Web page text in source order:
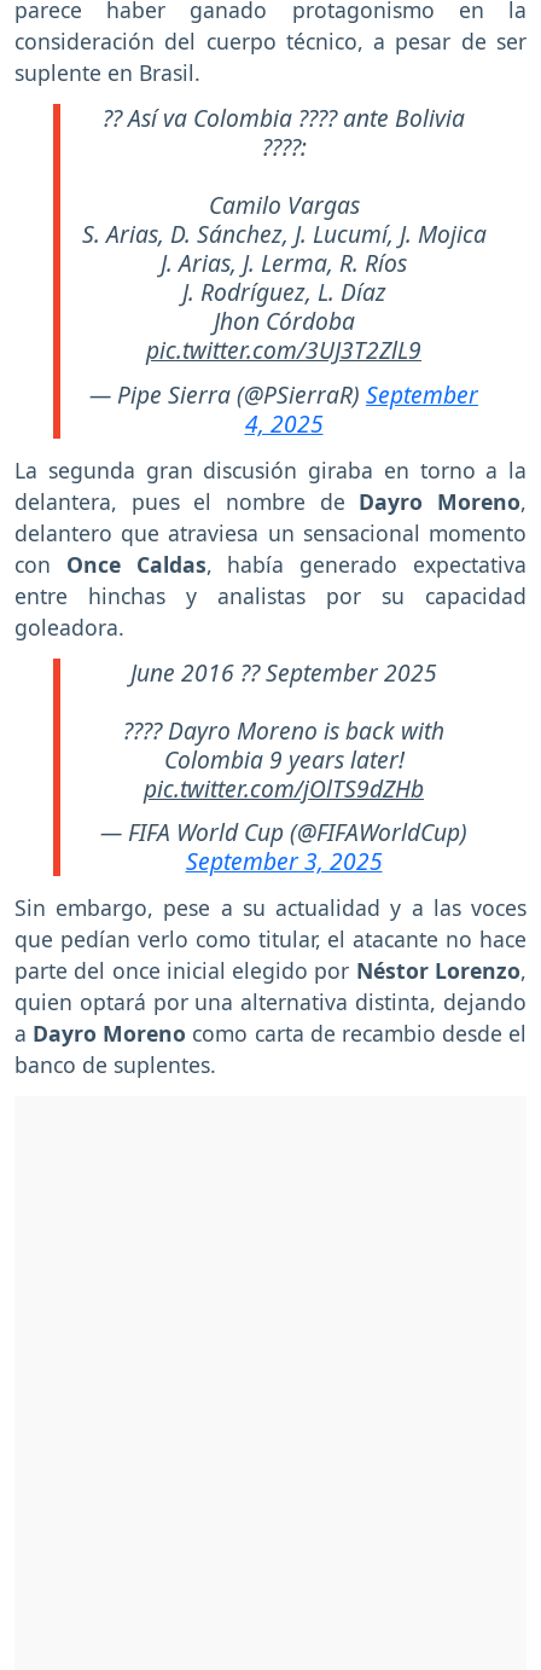
parece haber ganado protagonismo en la
consideración del cuerpo técnico, a pesar de ser
suplente en Brasil.
?? Así va Colombia ???? ante Bolivia
????:
Camilo Vargas
S. Arias, D. Sánchez, J. Lucumí, J. Mojica
J. Arias, J. Lerma, R. Ríos
J. Rodríguez, L. Díaz
Jhon Córdoba
pic.twitter.com/3UJ3T2ZlL9
— Pipe Sierra (@PSierraR) September
4, 2025
La segunda gran discusión giraba en torno a la
delantera, pues el nombre de Dayro Moreno,
delantero que atraviesa un sensacional momento
con Once Caldas, había generado expectativa
entre hinchas y analistas por su capacidad
goleadora.
June 2016 ?? September 2025
???? Dayro Moreno is back with
Colombia 9 years later!
pic.twitter.com/jOlTS9dZHb
— FIFA World Cup (@FIFAWorldCup)
September 3, 2025
Sin embargo, pese a su actualidad y a las voces
que pedían verlo como titular, el atacante no hace
parte del once inicial elegido por Néstor Lorenzo,
quien optará por una alternativa distinta, dejando
a Dayro Moreno como carta de recambio desde el
banco de suplentes.